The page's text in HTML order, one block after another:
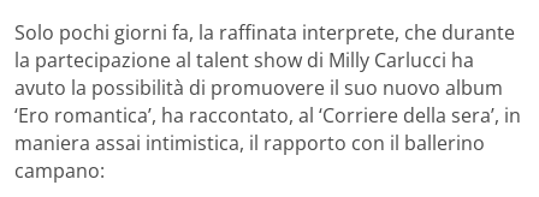
Solo pochi giorni fa, la raffinata interprete, che durante
la partecipazione al talent show di Milly Carlucci ha
avuto la possibilità di promuovere il suo nuovo album
‘Ero romantica’, ha raccontato, al ‘Corriere della sera’, in
maniera assai intimistica, il rapporto con il ballerino
campano: